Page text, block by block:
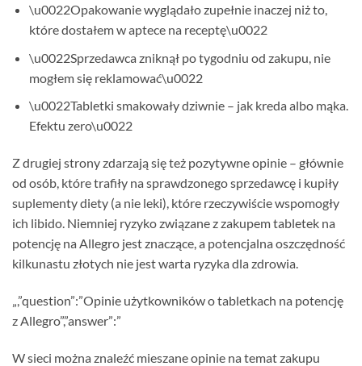
\u0022Opakowanie wyglądało zupełnie inaczej niż to,
które dostałem w aptece na receptę\u0022
\u0022Sprzedawca zniknął po tygodniu od zakupu, nie
mogłem się reklamować\u0022
\u0022Tabletki smakowały dziwnie – jak kreda albo mąka.
Efektu zero\u0022
Z drugiej strony zdarzają się też pozytywne opinie – głównie
od osób, które trafiły na sprawdzonego sprzedawcę i kupiły
suplementy diety (a nie leki), które rzeczywiście wspomogły
ich libido. Niemniej ryzyko związane z zakupem tabletek na
potencję na Allegro jest znaczące, a potencjalna oszczędność
kilkunastu złotych nie jest warta ryzyka dla zdrowia.
„,”question”:”Opinie użytkowników o tabletkach na potencję
z Allegro”,”answer”:”
W sieci można znaleźć mieszane opinie na temat zakupu